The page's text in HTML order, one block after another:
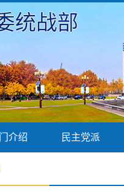
统战部
介绍 民主党派